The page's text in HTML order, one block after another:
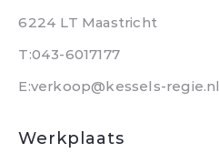
6224 LT Maastricht
T:043-6017177
E:verkoop@kessels-regie.nl
Werkplaats